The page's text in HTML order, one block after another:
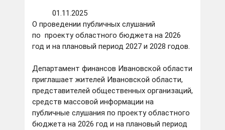
01.11.2025
О проведении публичных слушаний
по проекту областного бюджета на 2026
год и на плановый период 2027 и 2028 годов.
Департамент финансов Ивановской области
приглашает жителей Ивановской области,
представителей общественных организаций,
средств массовой информации на
публичные слушания по проекту областного
бюджета на 2026 год и на плановый период